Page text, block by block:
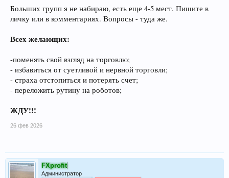
Больших групп я не набираю, есть еще 4-5 мест. Пишите в
личку или в комментариях. Вопросы - туда же.
Всех желающих:
-поменять свой взгляд на торговлю;
- избавиться от суетливой и нервной торговли;
- страха отстопиться и потерять счет;
- переложить рутину на роботов;
ЖДУ!!!
26 фев 2026
FXprofit
Администратор